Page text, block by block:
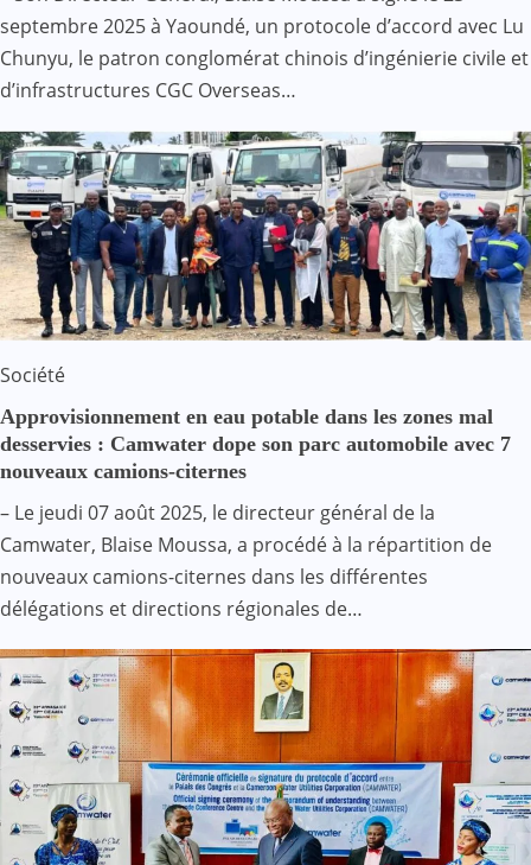
septembre 2025 à Yaoundé, un protocole d’accord avec Lu
Chunyu, le patron conglomérat chinois d’ingénierie civile et
d’infrastructures CGC Overseas…
Société
Approvisionnement en eau potable dans les zones mal
desservies : Camwater dope son parc automobile avec 7
nouveaux camions-citernes
– Le jeudi 07 août 2025, le directeur général de la
Camwater, Blaise Moussa, a procédé à la répartition de
nouveaux camions-citernes dans les différentes
délégations et directions régionales de…